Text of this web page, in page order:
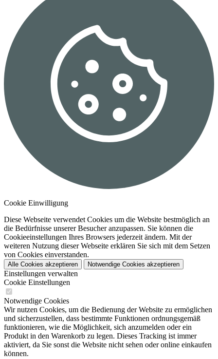
Cookie Einwilligung
Diese Webseite verwendet Cookies um die Website bestmöglich an
die Bedürfnisse unserer Besucher anzupassen. Sie können die
Cookieeinstellungen Ihres Browsers jederzeit ändern. Mit der
weiteren Nutzung dieser Webseite erklären Sie sich mit dem Setzen
von Cookies einverstanden.
Alle Cookies akzeptieren Notwendige Cookies akzeptieren
Einstellungen verwalten
Cookie Einstellungen
Notwendige Cookies
Wir nutzen Cookies, um die Bedienung der Website zu ermöglichen
und sicherzustellen, dass bestimmte Funktionen ordnungsgemäß
funktionieren, wie die Möglichkeit, sich anzumelden oder ein
Produkt in den Warenkorb zu legen. Dieses Tracking ist immer
aktiviert, da Sie sonst die Website nicht sehen oder online einkaufen
können.